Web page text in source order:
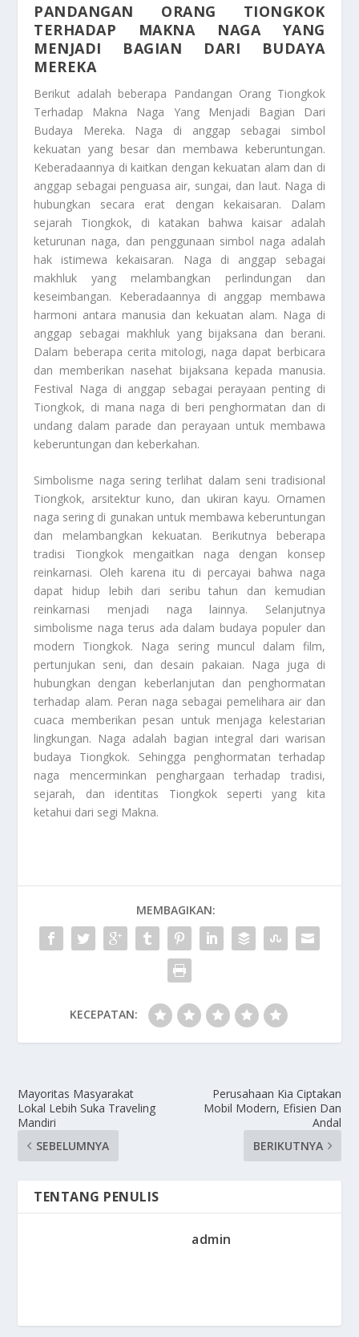
PANDANGAN ORANG TIONGKOK
TERHADAP MAKNA NAGA YANG
MENJADI BAGIAN DARI BUDAYA
MEREKA
Berikut adalah beberapa
Pandangan Orang Tiongkok
Terhadap Makna Naga Yang Menjadi Bagian Dari
Budaya Mereka. Naga di anggap sebagai simbol
kekuatan yang besar dan membawa keberuntungan.
Keberadaannya di kaitkan dengan kekuatan alam dan di
anggap sebagai penguasa air, sungai, dan laut. Naga di
hubungkan secara erat dengan kekaisaran. Dalam
sejarah Tiongkok, di katakan bahwa kaisar adalah
keturunan naga, dan penggunaan simbol naga adalah
hak istimewa kekaisaran. Naga di anggap sebagai
makhluk yang melambangkan perlindungan dan
keseimbangan. Keberadaannya di anggap membawa
harmoni antara manusia dan kekuatan alam. Naga di
anggap sebagai makhluk yang bijaksana dan berani.
Dalam beberapa cerita mitologi, naga dapat berbicara
dan memberikan nasehat bijaksana kepada manusia.
Festival Naga di anggap sebagai perayaan penting di
Tiongkok, di mana naga di beri penghormatan dan di
undang dalam parade dan perayaan untuk membawa
keberuntungan dan keberkahan.
Simbolisme naga sering terlihat dalam seni tradisional
Tiongkok, arsitektur kuno, dan ukiran kayu. Ornamen
naga sering di gunakan untuk membawa keberuntungan
dan melambangkan kekuatan. Berikutnya beberapa
tradisi Tiongkok mengaitkan naga dengan konsep
reinkarnasi. Oleh karena itu di percayai bahwa naga
dapat hidup lebih dari seribu tahun dan kemudian
reinkarnasi menjadi naga lainnya. Selanjutnya
simbolisme naga terus ada dalam budaya populer dan
modern Tiongkok. Naga sering muncul dalam film,
pertunjukan seni, dan desain pakaian. Naga juga di
hubungkan dengan keberlanjutan dan penghormatan
terhadap alam. Peran naga sebagai pemelihara air dan
cuaca memberikan pesan untuk menjaga kelestarian
lingkungan. Naga adalah bagian integral dari warisan
budaya Tiongkok. Sehingga penghormatan terhadap
naga mencerminkan penghargaan terhadap tradisi,
sejarah, dan identitas Tiongkok seperti yang kita
ketahui dari segi Makna.
MEMBAGIKAN:
KECEPATAN:
Mayoritas Masyarakat
Lokal Lebih Suka Traveling
Mandiri
SEBELUMNYA
Perusahaan Kia Ciptakan
Mobil Modern, Efisien Dan
Andal
BERIKUTNYA
TENTANG PENULIS
admin